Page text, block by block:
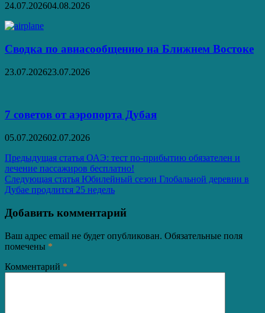
24.07.202604.08.2026
Сводка по авиасообщению на Ближнем Востоке
23.07.202623.07.2026
7 советов от аэропорта Дубая
05.07.202602.07.2026
Навигация
по
записям
Предыдущая статья ОАЭ: тест по-прибытию обязателен и
лечение пассажиров бесплатно!
Следующая статья Юбилейный сезон Глобальной деревни в
Дубае продлится 25 недель
Добавить комментарий
Ваш адрес email не будет опубликован. Обязательные поля
помечены *
Комментарий *